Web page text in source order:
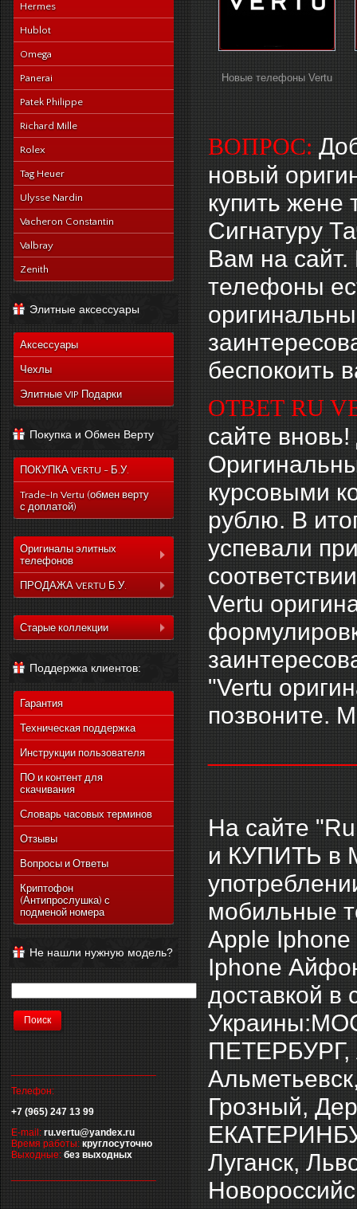
Hermes
Hublot
Omega
Panerai
Patek Philippe
Richard Mille
Rolex
Tag Heuer
Ulysse Nardin
Vacheron Constantin
Valbray
Zenith
Элитные аксессуары
Аксессуары
Чехлы
Элитные VIP Подарки
Покупка и Обмен Верту
ПОКУПКА VERTU - Б.У.
Trade-In Vertu (обмен верту
с доплатой)
Оригиналы элитных
телефонов
Коллекция Aster
Коллекция Signature
Коллекция Signature
Коллекция Новый
Signature Touch
ПРОДАЖА VERTU Б.У.
Коллекция Constelation
Коллекция Ascent
Touch
Коллекция Новый
Signature Touch
Старые коллекции
Vertu Ascent X
Vertu Constellation Ayxta
Vertu Constellation Pure
Vertu Constellation Exotic
Vertu Constellation Vivre
Vertu Signature S Design
Vertu Constellation
Vertu Constellation
Monogram
Vertu Ascent Ti
Vertu Ferrari Edition
Vertu Racetrack Legends
Vertu Signature Touch
Vertu Constellation Touch
Поддержка клиентов:
Гарантия
Техническая поддержка
Инструкции пользователя
ПО и контент для
скачивания
Словарь часовых терминов
Отзывы
Вопросы и Ответы
Криптофон
(Антипрослушка) с
подменой номера
Не нашли нужную модель?
Телефон:
+7 (965) 247 13 99
E-mail: ru.vertu@yandex.ru
Время работы: круглосуточно
Выходные: без выходных
Новые телефоны Vertu
ВОПРОС:
новый
купить
Сигнатуру
Вам на сайт.
телефоны
беспокоить
ОТВЕТ RU
сайте
курсовыми
рублю. В
успевали
Vertu
"Vertu
позвоните.
На сайте
и КУПИТЬ в
мобильные
Apple
Iphone
доставкой в
ПЕТЕРБУРГ,
Грозный,
Луганск,